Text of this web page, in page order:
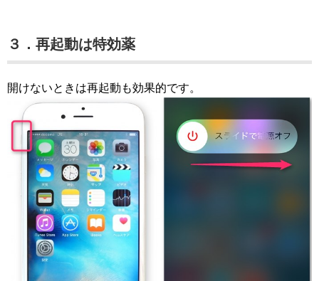
３．再起動は特効薬
開けないときは再起動も効果的です。